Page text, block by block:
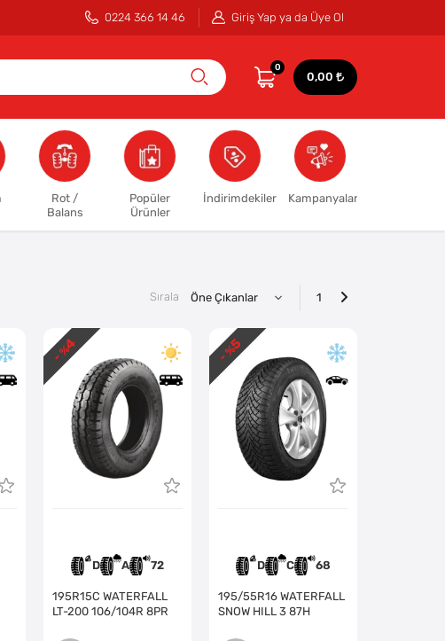
0224 366 14 46 Giriş Yap ya da Üye Ol
0
0,00
Rot /
Balans
Popüler
Ürünler
İndirimdekiler Kampanyalar
Sırala 1
D A 72
195R15C WATERFALL
LT-200 106/104R 8PR
- %
4
D C 68
195/55R16 WATERFALL
SNOW HILL 3 87H
- %
5